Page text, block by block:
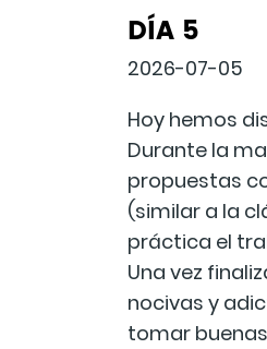
DÍA 5
2026-07-05
Hoy hemos
Durante la
propuestas
(similar a la
práctica el
Una vez
nocivas y
tomar